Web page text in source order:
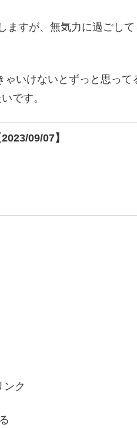
すが、無気力に過ごして
いけないとずっと思って
です。
09/07】
ンク